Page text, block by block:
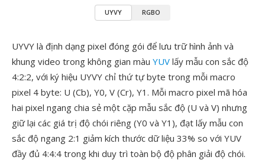
UYVY RGBO
UYVY là định dạng pixel đóng gói để lưu trữ hình ảnh và
khung video trong không gian màu YUV lấy mẫu con sắc độ
4:2:2, với ký hiệu UYVY chỉ thứ tự byte trong mỗi macro
pixel 4 byte: U (Cb), Y0, V (Cr), Y1. Mỗi macro pixel mã hóa
hai pixel ngang chia sẻ một cặp mẫu sắc độ (U và V) nhưng
giữ lại các giá trị độ chói riêng (Y0 và Y1), đạt lấy mẫu con
sắc độ ngang 2:1 giảm kích thước dữ liệu 33% so với YUV
đầy đủ 4:4:4 trong khi duy trì toàn bộ độ phân giải độ chói.